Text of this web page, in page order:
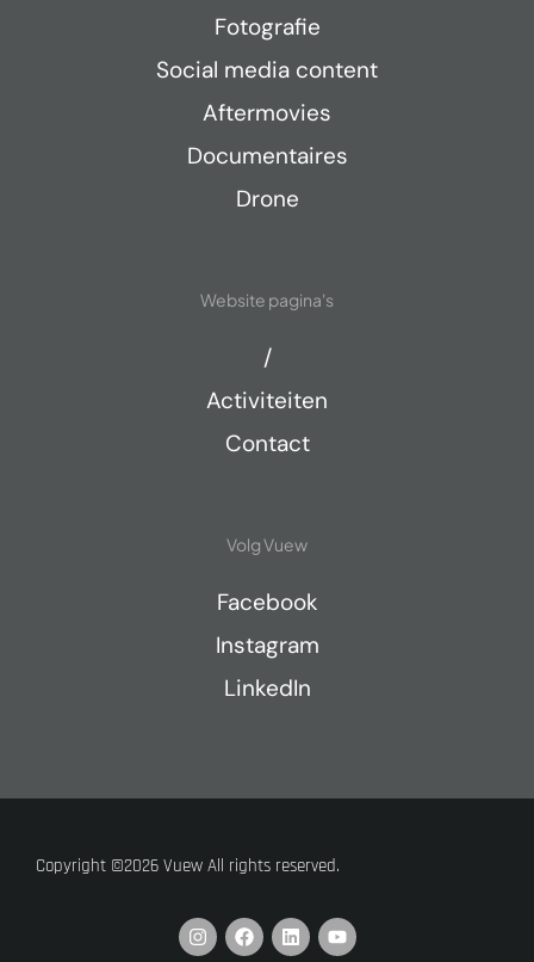
Fotografie
Social media content
Aftermovies
Documentaires
Drone
Website pagina's
/
Activiteiten
Contact
Volg Vuew
Facebook
Instagram
LinkedIn
Copyright ©2026 Vuew All rights reserved.